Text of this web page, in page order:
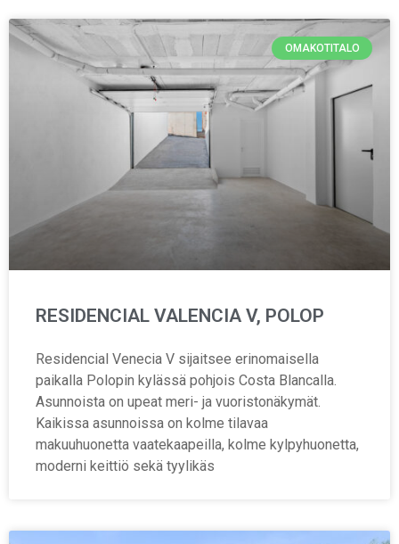
OMAKOTITALO
RESIDENCIAL VALENCIA V, POLOP
Residencial Venecia V sijaitsee erinomaisella
paikalla Polopin kylässä pohjois Costa Blancalla.
Asunnoista on upeat meri- ja vuoristonäkymät.
Kaikissa asunnoissa on kolme tilavaa
makuuhuonetta vaatekaapeilla, kolme kylpyhuonetta,
moderni keittiö sekä tyylikäs